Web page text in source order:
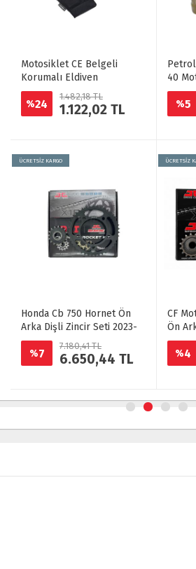
Motosiklet CE Belgeli
Korumalı Eldiven
%24
1.482,18 TL
1.122,02 TL
40
%5
ÜCRETSİZ KARGO
Honda Cb 750 Hornet Ön
Arka Dişli Zincir Seti 2023-
25
%7
7.180,41 TL
6.650,44 TL
ÜCRETSİZ
CF
Ön
%4